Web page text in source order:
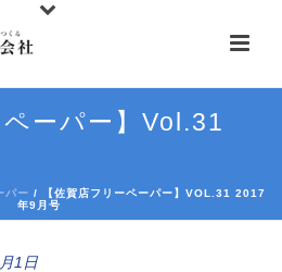
ペーパー】Vol.31
パー / 【佐賀店フリーペーパー】VOL.31 2017
年9月号
1日